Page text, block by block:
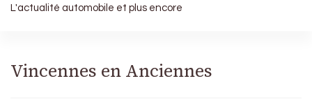
L'actualité automobile et plus encore
Vincennes en Anciennes